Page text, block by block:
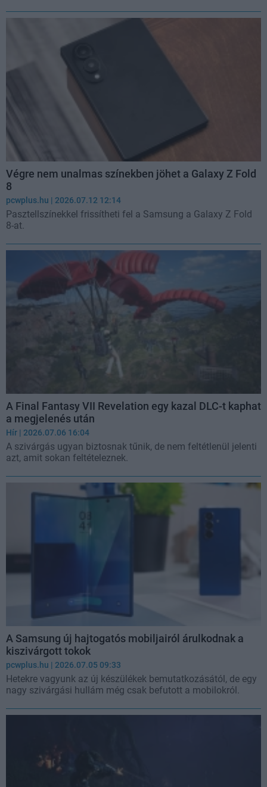
Végre nem unalmas színekben jöhet a Galaxy Z Fold
8
pcwplus.hu | 2026.07.12 12:14
Pasztellszínekkel frissítheti fel a Samsung a Galaxy Z Fold
8-at.
A Final Fantasy VII Revelation egy kazal DLC-t kaphat
a megjelenés után
Hír | 2026.07.06 16:04
A szivárgás ugyan biztosnak tűnik, de nem feltétlenül jelenti
azt, amit sokan feltételeznek.
A Samsung új hajtogatós mobiljairól árulkodnak a
kiszivárgott tokok
pcwplus.hu | 2026.07.05 09:33
Hetekre vagyunk az új készülékek bemutatkozásától, de egy
nagy szivárgási hullám még csak befutott a mobilokról.